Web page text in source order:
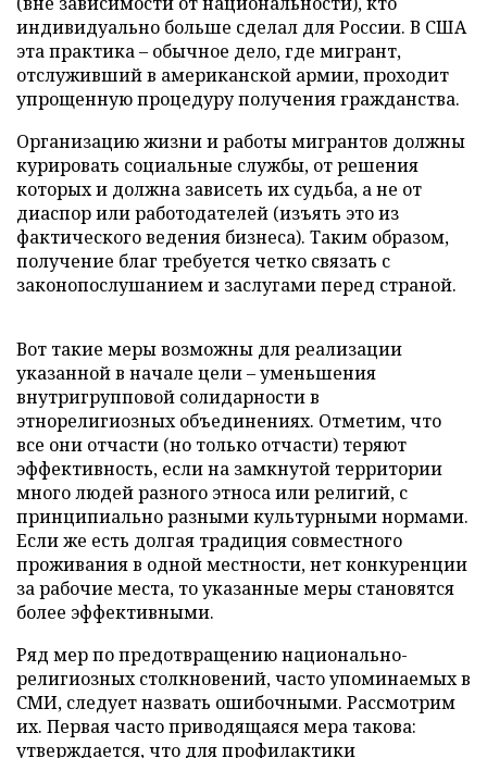
индивидуально больше сделал для России. В США
эта практика – обычное дело, где мигрант,
отслуживший в американской армии, проходит
упрощенную процедуру получения гражданства.
Организацию жизни и работы мигрантов должны
курировать социальные службы, от решения
которых и должна зависеть их судьба, а не от
диаспор или работодателей (изъять это из
фактического ведения бизнеса). Таким образом,
получение благ требуется четко связать с
законопослушанием и заслугами перед страной.
Вот такие меры возможны для реализации
указанной в начале цели – уменьшения
внутригрупповой солидарности в
этнорелигиозных объединениях. Отметим, что
все они отчасти (но только отчасти) теряют
эффективность, если на замкнутой территории
много людей разного этноса или религий, с
принципиально разными культурными нормами.
Если же есть долгая традиция совместного
проживания в одной местности, нет конкуренции
за рабочие места, то указанные меры становятся
более эффективными.
Ряд мер по предотвращению национально-
религиозных столкновений, часто упоминаемых в
СМИ, следует назвать ошибочными. Рассмотрим
их. Первая часто приводящаяся мера такова:
утверждается, что для профилактики